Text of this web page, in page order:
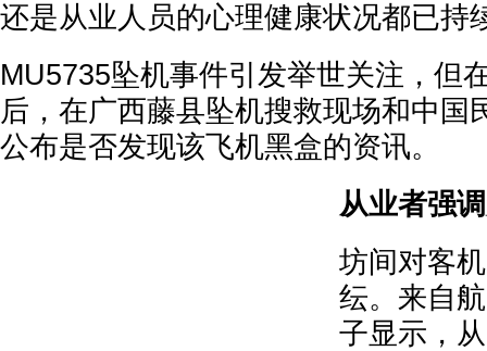
还是从业人员的心理健康状况都已持
MU5735坠机事件引发举世关注，但
后，在广西藤县坠机搜救现场和中国
公布是否发现该飞机黑盒的资讯。
从业者强
坊间对客
纭。来自
子显示，